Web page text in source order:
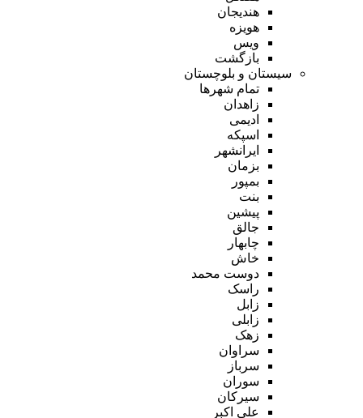
هندیجان
هویزه
ویس
بازگشت
سیستان و بلوچستان
تمام شهر‌ها
زاهدان
ادیمی
اسپکه
ایرانشهر
بزمان
بمپور
بنت
پیشین
جالق
چابهار
خاش
دوست محمد
راسک
زابل
زابلی
زهک
سراوان
سرباز
سوران
سیرکان
علی اکبر